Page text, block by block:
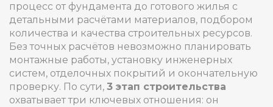
процесс от фундамента до готового жилья с
детальными расчётами материалов, подбором
количества и качества строительных ресурсов.
Без точных расчётов невозможно планировать
монтажные работы, установку инженерных
систем, отделочных покрытий и окончательную
проверку. По сути, 3 этап строительства
охватывает три ключевых отношения: он